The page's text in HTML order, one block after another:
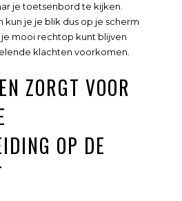
je toetsenbord te kijken.
kun je je blik dus op je scherm
mooi rechtop kunt blijven
klachten voorkomen.
ZORGT VOOR
OP DE